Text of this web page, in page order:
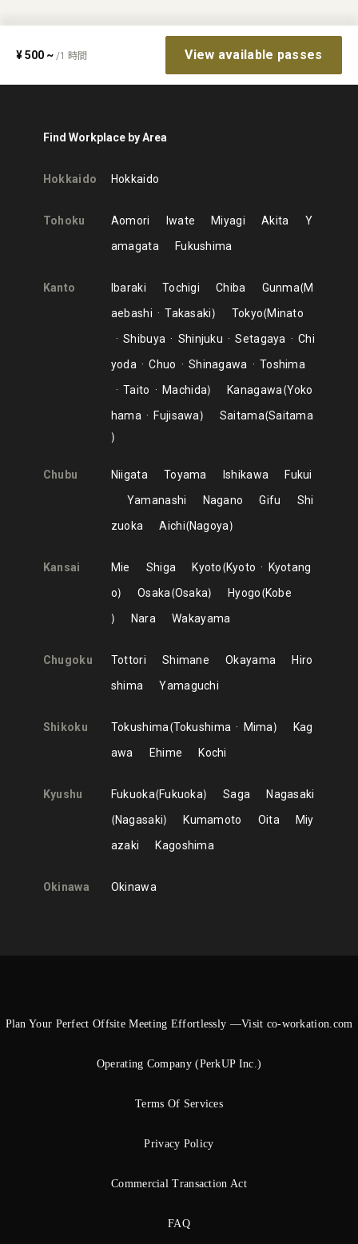
¥500 ~ /1 時間 View available passes
Find Workplace by Area
Hokkaido Hokkaido
Tohoku Aomori Iwate Miyagi Akita
Y
amagata
Fukushima
Kanto Ibaraki Tochigi Chiba Gunma M
aebashi
Takasaki Tokyo Minato
Shibuya
Shinjuku Setagaya
Chi
yoda
Chuo Shinagawa
Toshima
Taito
Machida Kanagawa Yoko
hama
Fujisawa Saitama Saitama
Chubu Niigata Toyama Ishikawa
Fukui
Yamanashi
Nagano Gifu
Shi
zuoka
Aichi Nagoya
Kansai Mie Shiga Kyoto Kyoto
Kyotang
o
Osaka Osaka Hyogo Kobe
Nara
Wakayama
Chugoku Tottori Shimane Okayama
Hiro
shima
Yamaguchi
Shikoku Tokushima Tokushima Mima
Kag
awa
Ehime Kochi
Kyushu Fukuoka Fukuoka Saga
Nagasaki
Nagasaki
Kumamoto Oita
Miy
azaki
Kagoshima
Okinawa Okinawa
Plan Your Perfect Offsite Meeting Effortlessly —Visit co-workation.com
Operating Company (PerkUP Inc.)
Terms Of Services
Privacy Policy
Commercial Transaction Act
FAQ